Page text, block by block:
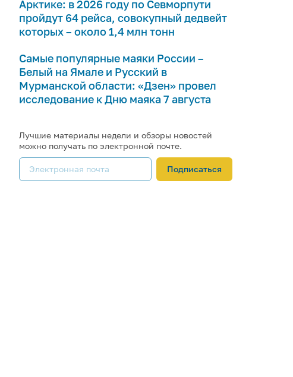
Арктике: в 2026 году по Севморпути
пройдут 64 рейса, совокупный дедвейт
которых – около 1,4 млн тонн
Самые популярные маяки России –
Белый на Ямале и Русский в
Мурманской области: «Дзен» провел
исследование к Дню маяка 7 августа
Лучшие материалы недели и обзоры новостей
можно получать по электронной почте.
Подписаться